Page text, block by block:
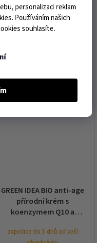
personalizaci reklam
Používáním našich
souhlasíte.
expedice do 3 dnů od vaší
objednávky
335 Kč
GREEN IDEA BIO anti-age
přírodní krém s
koenzymem Q10 a
expedice do 3 dnů od vaší